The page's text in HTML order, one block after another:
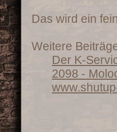
Das wird ein
Weitere
Der K-
2098 -